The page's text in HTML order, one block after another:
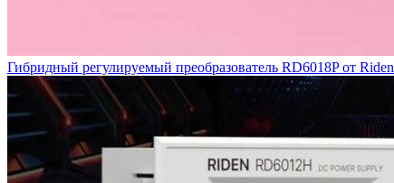
Гибридный регулируемый преобразователь RD6018P от Riden